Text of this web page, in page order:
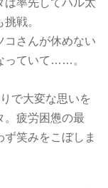
は率先してハル太
戦。
コさんが休めない
っていて……。
で大変な思いを
。疲労困憊の最
笑みをこぼしま